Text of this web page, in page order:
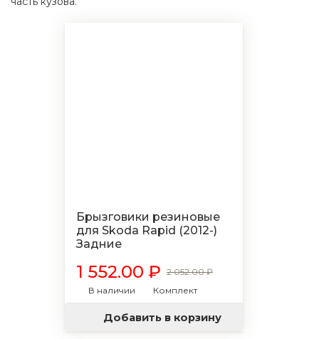
Брызговики резиновые
для Skoda Rapid (2012-)
Задние
1 552.00 ₽ 2 052.00 ₽
В наличии
Комплект
Добавить в корзину